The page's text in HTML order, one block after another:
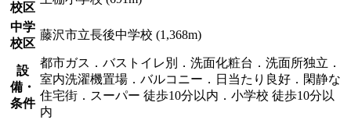
校区
中学
校区
藤沢市立長後中学校 (1,368m)
設
備・
条件
都市ガス．バストイレ別．洗面化粧台．洗面所独立．
室内洗濯機置場．バルコニー．日当たり良好．閑静な
住宅街．スーパー 徒歩10分以内．小学校 徒歩10分以
内